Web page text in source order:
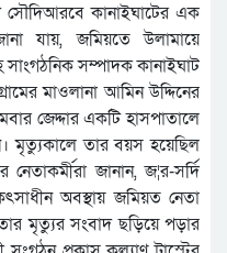
সৌদিআরবে কানাইঘাটের এক
যায়, জমিয়তে উলামায়ে
সম্পাদক কানাইঘাট
মাওলানা আমিন উদ্দিনের
জেদ্দার একটি হাসপাতালে
মৃত্যুকালে তার বয়স হয়েছিল
জানান, জ¦র-সর্দি
অবস্থায় জমিয়ত নেতা
মৃত্যুর সংবাদ ছড়িয়ে পড়ার